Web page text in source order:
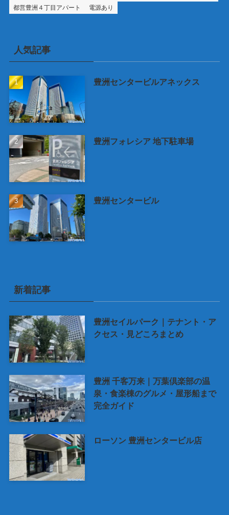
都営豊洲４丁目アパート
電源あり
人気記事
豊洲センタービルアネックス
豊洲フォレシア 地下駐車場
豊洲センタービル
新着記事
豊洲セイルパーク｜テナント・ア
クセス・見どころまとめ
豊洲 千客万来｜万葉倶楽部の温
泉・食楽棟のグルメ・屋形船まで
完全ガイド
ローソン 豊洲センタービル店